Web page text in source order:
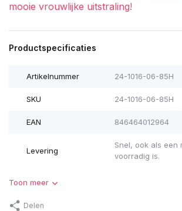
mooie vrouwlijke uitstraling!
Productspecificaties
Artikelnummer 24-1016-06-85H
SKU 24-1016-06-85H
EAN 846464012964
Levering
Snel, ook als een
voorradig is.
Toon meer
Delen